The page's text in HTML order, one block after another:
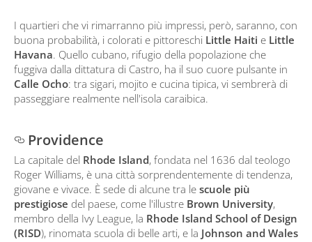
I quartieri che vi rimarranno più impressi, però, saranno, con
buona probabilità, i colorati e pittoreschi Little Haiti e Little
Havana. Quello cubano, rifugio della popolazione che
fuggiva dalla dittatura di Castro, ha il suo cuore pulsante in
Calle Ocho: tra sigari, mojito e cucina tipica, vi sembrerà di
passeggiare realmente nell'isola caraibica.
Providence
La capitale del Rhode Island, fondata nel 1636 dal teologo
Roger Williams, è una città sorprendentemente di tendenza,
giovane e vivace. È sede di alcune tra le scuole più
prestigiose del paese, come l'illustre Brown University,
membro della Ivy League, la Rhode Island School of Design
(RISD), rinomata scuola di belle arti, e la Johnson and Wales